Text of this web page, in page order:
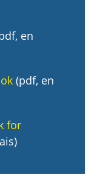
en
(pdf, en
for